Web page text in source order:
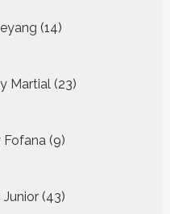
14
producten
Martial 23
producten
Fofana 9
producten
Junior 43
producten